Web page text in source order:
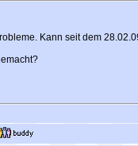
Kann seit dem